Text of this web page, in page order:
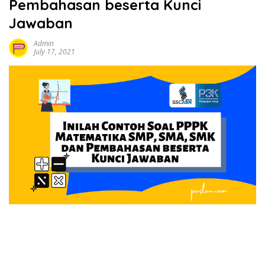
Pembahasan beserta Kunci
Jawaban
Admin
July 17, 2021